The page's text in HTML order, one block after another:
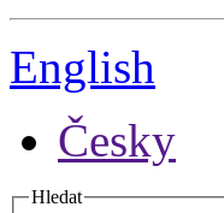
English
Česky
Hledat